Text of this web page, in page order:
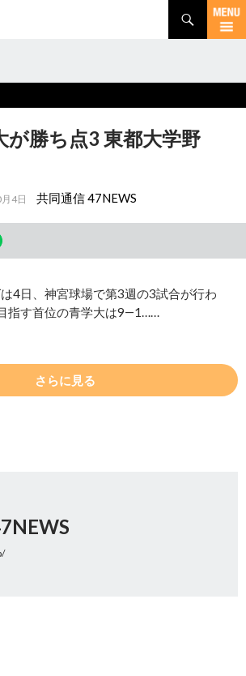
が勝ち点3 東都大学野
4日 共同通信 47NEWS
4日、神宮球場で第3週の3試合が行わ
指す首位の青学大は9―1……
さらに見る